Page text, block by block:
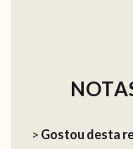
> Gostou desta